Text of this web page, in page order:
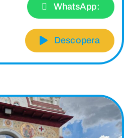
WhatsApp:
Descopera